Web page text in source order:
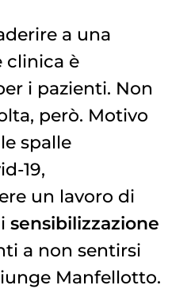
a una
clinica è
i pazienti. Non
però. Motivo
spalle
19,
un lavoro di
sensibilizzazione
a non sentirsi
Manfellotto.